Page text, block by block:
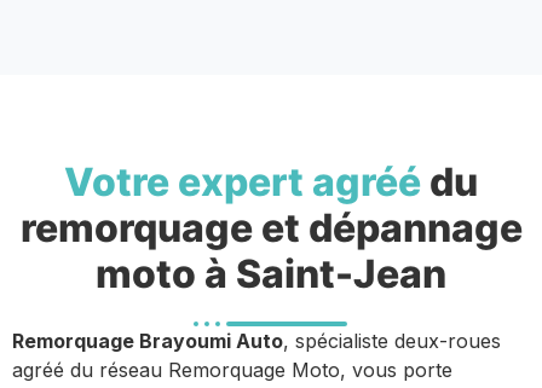
Votre expert agréé du
remorquage et dépannage
moto à Saint-Jean
Remorquage Brayoumi Auto, spécialiste deux-roues
agréé du réseau Remorquage Moto, vous porte